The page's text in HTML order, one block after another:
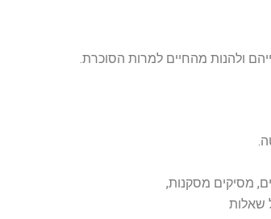
ולהנות מהחיים למרות הסוכרת.
מסיקים מסקנות,
שאלות